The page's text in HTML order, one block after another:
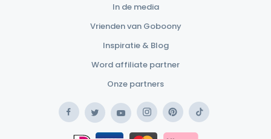
In de media
Vrienden van Goboony
Inspiratie & Blog
Word affiliate partner
Onze partners
FacebookTwitterYouTubeInstagramPinterestTikTok
Safe Payment Klarna